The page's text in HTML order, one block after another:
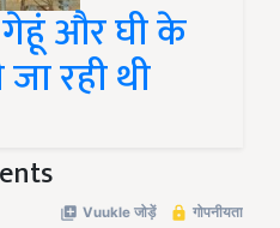
और घी के
रही थी